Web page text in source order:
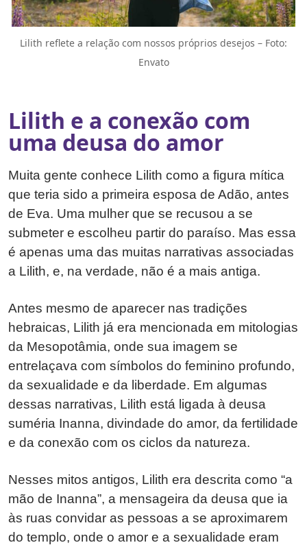
Lilith reflete a relação com nossos próprios desejos – Foto:
Envato
Lilith e a conexão com
uma deusa do amor
Muita gente conhece Lilith como a figura mítica
que teria sido a primeira esposa de Adão, antes
de Eva. Uma mulher que se recusou a se
submeter e escolheu partir do paraíso. Mas essa
é apenas uma das muitas narrativas associadas
a Lilith, e, na verdade, não é a mais antiga.
Antes mesmo de aparecer nas tradições
hebraicas, Lilith já era mencionada em mitologias
da Mesopotâmia, onde sua imagem se
entrelaçava com símbolos do feminino profundo,
da sexualidade e da liberdade. Em algumas
dessas narrativas, Lilith está ligada à deusa
suméria Inanna, divindade do amor, da fertilidade
e da conexão com os ciclos da natureza.
Nesses mitos antigos, Lilith era descrita como “a
mão de Inanna”, a mensageira da deusa que ia
às ruas convidar as pessoas a se aproximarem
do templo, onde o amor e a sexualidade eram